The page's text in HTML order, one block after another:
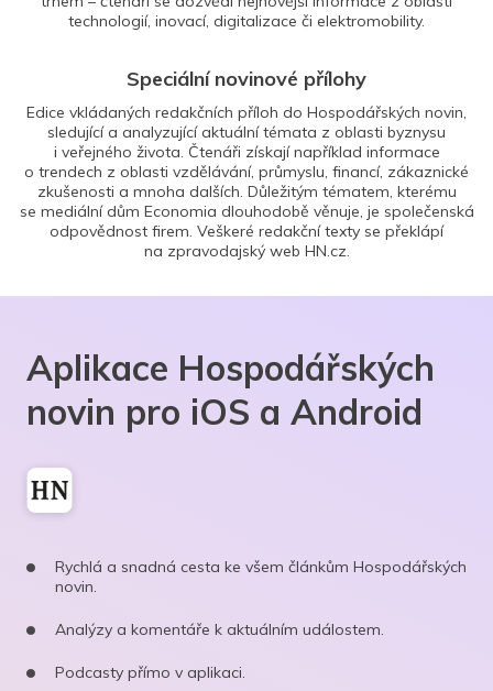
technologií, inovací, digitalizace či elektromobility.
Speciální novinové přílohy
Edice vkládaných redakčních příloh do Hospodářských novin,
sledující a analyzující aktuální témata z oblasti byznysu
i veřejného života. Čtenáři získají například informace
o trendech z oblasti vzdělávání, průmyslu, financí, zákaznické
zkušenosti a mnoha dalších. Důležitým tématem, kterému
se mediální dům Economia dlouhodobě věnuje, je společenská
odpovědnost firem. Veškeré redakční texty se překlápí
na zpravodajský web HN.cz.
Aplikace Hospodářských
novin pro iOS a Android
Rychlá a snadná cesta ke všem článkům Hospodářských
novin.
Analýzy a komentáře k aktuálním událostem.
Podcasty přímo v aplikaci.